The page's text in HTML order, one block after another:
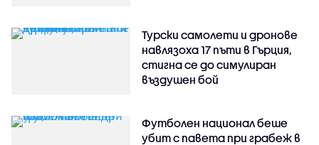
Турски самолети и дронове
навлязоха 17 пъти в Гърция,
стигна се до симулиран
въздушен бой
Футболен национал беше
убит с павета при грабеж в